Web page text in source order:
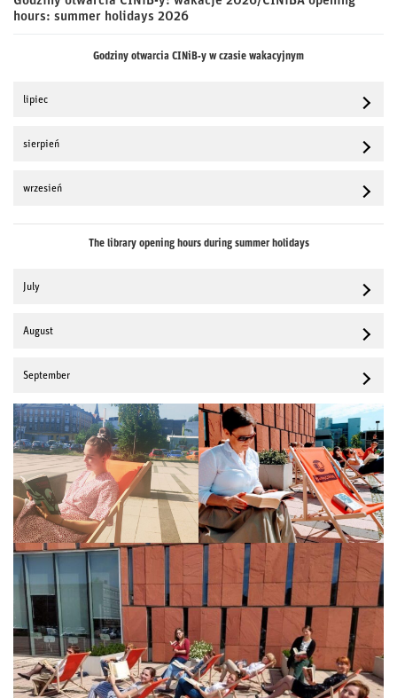
hours: summer holidays 2026
Godziny otwarcia CINiB-y w czasie wakacyjnym
lipiec
sierpień
wrzesień
The library opening hours during summer holidays
July
August
September